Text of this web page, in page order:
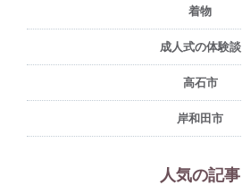
着物
成人式の体験談
高石市
岸和田市
人気の記事